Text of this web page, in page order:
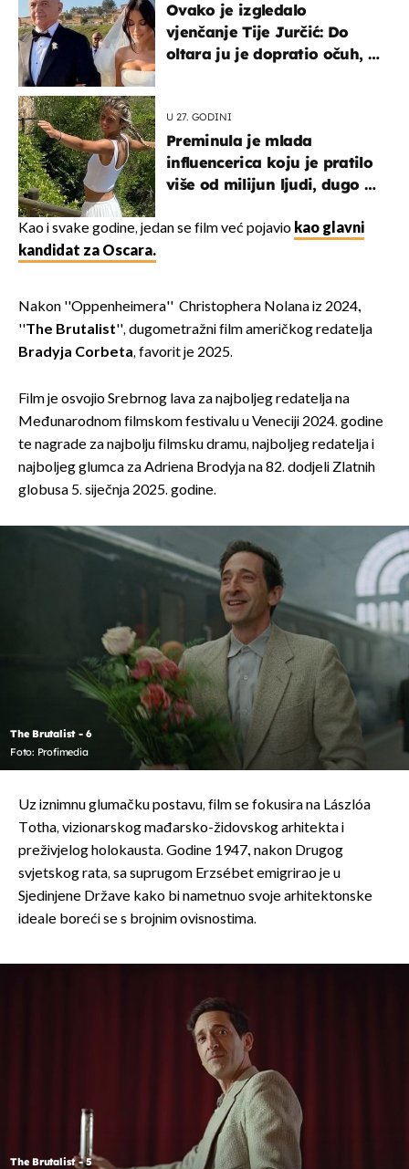
Ovako je izgledalo
vjenčanje Tije Jurčić: Do
oltara ju je dopratio očuh, a
U 27. GODINI
Preminula je mlada
influencerica koju je pratilo
više od milijun ljudi, dugo se
Kao i svake godine, jedan se film već pojavio kao glavni
kandidat za Oscara.
Nakon ''Oppenheimera'' Christophera Nolana iz 2024.,
''The Brutalist'', dugometražni film američkog redatelja
Bradyja Corbeta, favorit je 2025.
Film je osvojio Srebrnog lava za najboljeg redatelja na
Međunarodnom filmskom festivalu u Veneciji 2024. godine
te nagrade za najbolju filmsku dramu, najboljeg redatelja i
najboljeg glumca za Adriena Brodyja na 82. dodjeli Zlatnih
globusa 5. siječnja 2025. godine.
The Brutalist - 6
Foto: Profimedia
Uz iznimnu glumačku postavu, film se fokusira na Lászlóa
Totha, vizionarskog mađarsko-židovskog arhitekta i
preživjelog holokausta. Godine 1947., nakon Drugog
svjetskog rata, sa suprugom Erzsébet emigrirao je u
Sjedinjene Države kako bi nametnuo svoje arhitektonske
ideale boreći se s brojnim ovisnostima.
The Brutalist - 5